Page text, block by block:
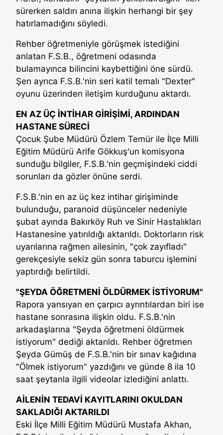
sürerken saldırı anına ilişkin herhangi bir şey
hatırlamadığını söyledi.
Rehber öğretmeniyle görüşmek istediğini
anlatan F.S.B., öğretmeni odasında
bulamayınca bilincini kaybettiğini öne sürdü.
Şen ayrıca F.S.B.'nin seri katil temalı "Dexter"
oyunu üzerinden iletişim kurduğunu aktardı.
EN AZ ÜÇ İNTİHAR GİRİŞİMİ, ARDINDAN
HASTANE SÜRECİ
Çocuk Şube Müdürü Özlem Temür ile İlçe Milli
Eğitim Müdürü Arife Gökkuş'un komisyona
sunduğu bilgiler, F.S.B.'nin geçmişindeki ciddi
sorunları da gözler önüne serdi.
F.S.B.'nin en az üç kez intihar girişiminde
bulunduğu, paranoid düşünceler nedeniyle
şubat ayında Bakırköy Ruh ve Sinir Hastalıkları
Hastanesine yatırıldığı aktarıldı. Doktorların risk
uyarılarına rağmen ailesinin, "çok zayıfladı"
gerekçesiyle sekiz gün sonra taburcu işlemini
yaptırdığı belirtildi.
"ŞEYDA ÖĞRETMENİ ÖLDÜRMEK İSTİYORUM"
Rapora yansıyan en çarpıcı ayrıntılardan biri ise
hastane sonrasına ilişkin oldu. F.S.B.'nin
arkadaşlarına "Şeyda öğretmeni öldürmek
istiyorum" dediği aktarıldı. Rehber öğretmen
Şeyda Gümüş de F.S.B.'nin bir sınav kağıdına
"Ölmek istiyorum" yazdığını ve günde 8 ila 10
saat şeytanla ilgili videolar izlediğini anlattı.
AİLENİN TEDAVİ KAYITLARINI OKULDAN
SAKLADIĞI AKTARILDI
Eski İlçe Milli Eğitim Müdürü Mustafa Akhan,